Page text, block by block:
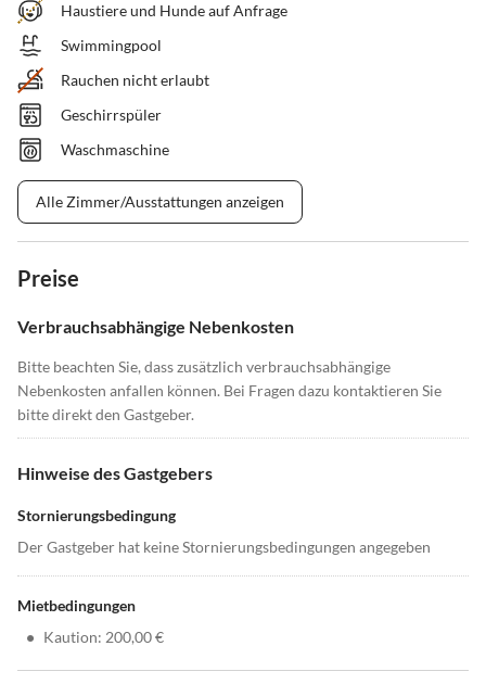
Haustiere und Hunde auf Anfrage
Swimmingpool
Rauchen nicht erlaubt
Geschirrspüler
Waschmaschine
Alle Zimmer/Ausstattungen anzeigen
Preise
Verbrauchsabhängige Nebenkosten
Bitte beachten Sie, dass zusätzlich verbrauchsabhängige
Nebenkosten anfallen können. Bei Fragen dazu kontaktieren Sie
bitte direkt den Gastgeber.
Hinweise des Gastgebers
Stornierungsbedingung
Der Gastgeber hat keine Stornierungsbedingungen angegeben
Mietbedingungen
• Kaution: 200,00 €